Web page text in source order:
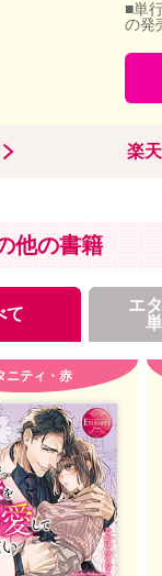
■単
の発
楽
他の書籍
て
エ
ニティ・赤